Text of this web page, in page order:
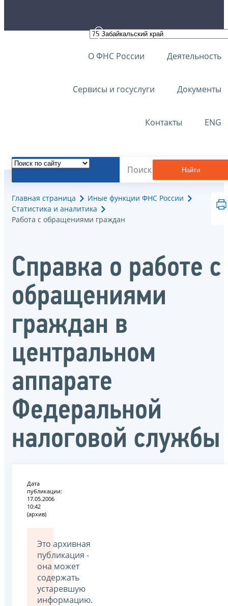
О ФНС России Деятельность
Сервисы и госуслуги Документы
Контакты ENG
Найти
Главная страница
Иные функции ФНС России
Статистика и аналитика
Работа с обращениями граждан
Справка о работе с
обращениями
граждан в
центральном
аппарате
Федеральной
налоговой службы
Дата
публикации:
17.05.2006
10:42
(архив)
Это архивная
публикация -
она может
содержать
устаревшую
информацию.